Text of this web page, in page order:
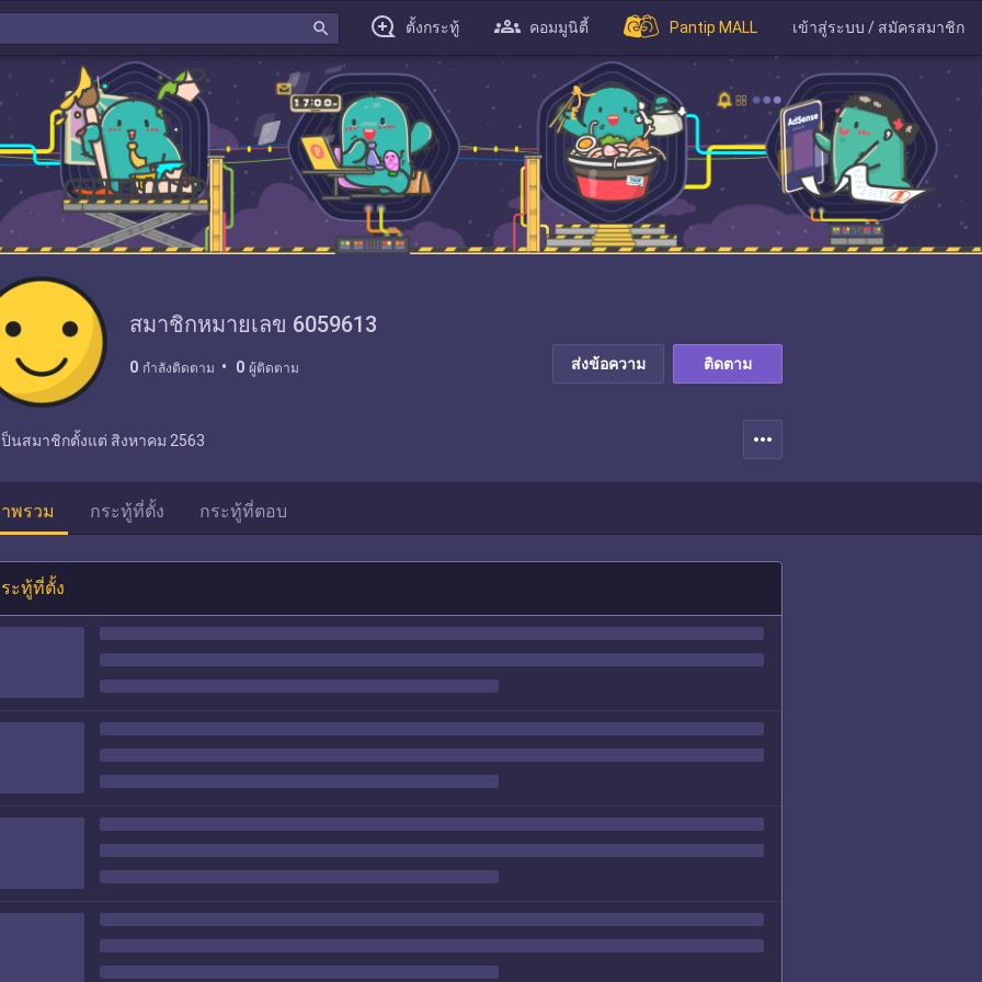
search ตั้งกระทู้ คอมมูนิตี้ Pantip MALL เข้าสู่ระบบ / สมัครสมาชิก
สมาชิกหมายเลข 6059613
0 กำลังติดตาม 0 ผู้ติดตาม ส่งข้อความ ติดตาม
ป็นสมาชิกตั้งแต่ สิงหาคม 2563 more_horiz
พรวม กระทู้ที่ตั้ง กระทู้ที่ตอบ
ะทู้ที่ตั้ง